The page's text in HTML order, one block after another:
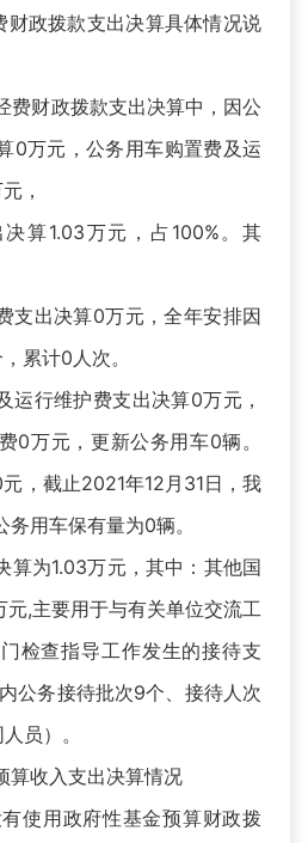
财政拨款支出决算具体情况说
费财政拨款支出决算中，因公
0万元，公务用车购置费及运
，
算1.03万元，占100%。其
支出决算0万元，全年安排因
累计0人次。
运行维护费支出决算0万元，
0万元，更新公务用车0辆。
，截止2021年12月31日，我
用车保有量为0辆。
算为1.03万元，其中：其他国
元,主要用于与有关单位交流工
检查指导工作发生的接待支
公务接待批次9个、接待人次
员）。
算收入支出决算情况
使用政府性基金预算财政拨